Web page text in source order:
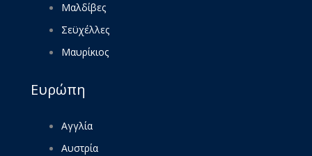
Μαλδίβες
Σεϋχέλλες
Μαυρίκιος
Ευρώπη
Αγγλία
Αυστρία